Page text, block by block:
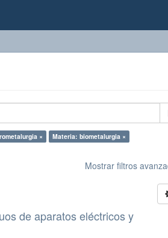
×
Materia: biometalurgia ×
Mostrar filtros
de aparatos eléctricos y